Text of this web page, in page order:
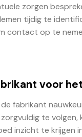
zorgen
tijdig te
contact op te
voor
fabrikant
te
inzicht te krijgen